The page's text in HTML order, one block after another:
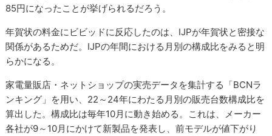
85円になったことが挙げられるだろう。
年賀状の料金にビビッドに反応したのは、IJPが年賀状と密接な
関係があるためだ。IJPの年間における月別の構成比をみると明
らかになる。
家電量販店・ネットショップの実売データを集計する「BCNラ
ンキング」を用い、22～24年にわたる月別の販売台数構成比を
算出した。構成比は毎年10月に動き始める。これは、メーカー
各社が9～10月にかけて新製品を発表し、前モデルが値下がり